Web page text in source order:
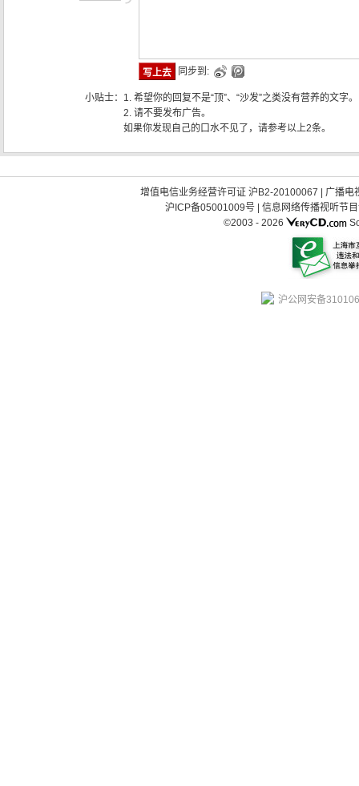
同步到:
小贴士： 1. 希望你的回复不是“顶”、“沙发”之类没有营养的文字。
2. 请不要发布广告。
如果你发现自己的口水不见了，请参考以上2条。
增值电信业务经营许可证 沪B2-20100067 | 广播电
沪ICP备05001009号| 信息网络传播视听节
©2003 - 2026
沪公网安备